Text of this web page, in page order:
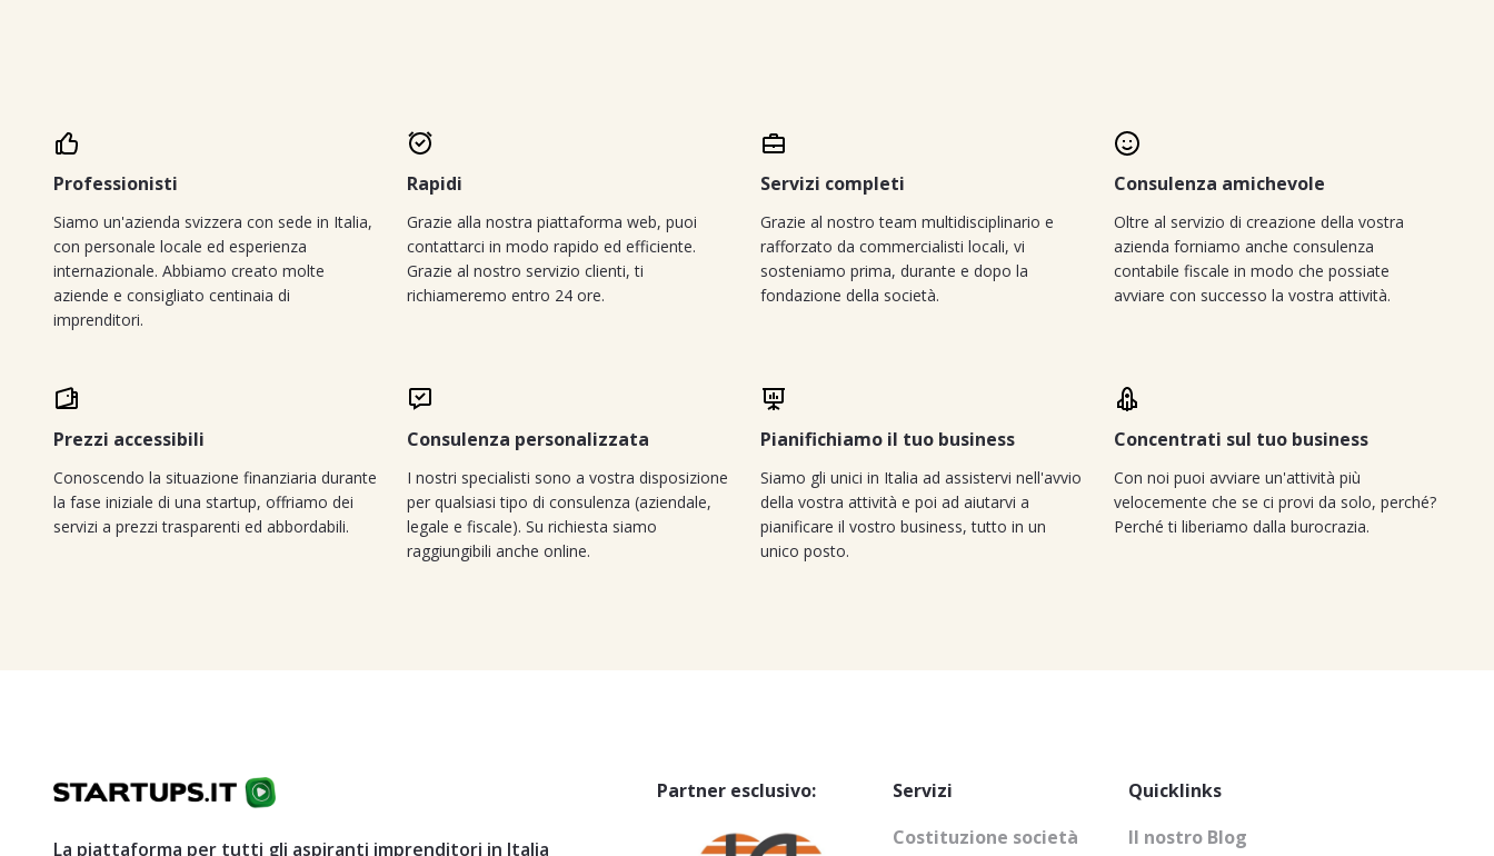
Professionisti
Siamo un'azienda svizzera con sede in Italia,
con personale locale ed esperienza
internazionale. Abbiamo creato molte
aziende e consigliato centinaia di
imprenditori.
Rapidi
Grazie alla nostra piattaforma web, puoi
contattarci in modo rapido ed efficiente.
Grazie al nostro servizio clienti, ti
richiameremo entro 24 ore.
Servizi completi
Grazie al nostro team multidisciplinario e
rafforzato da commercialisti locali, vi
sosteniamo prima, durante e dopo la
fondazione della società.
Consulenza amichevole
Oltre al servizio di creazione della vostra
azienda forniamo anche consulenza
contabile fiscale in modo che possiate
avviare con successo la vostra attività.
Prezzi accessibili
Conoscendo la situazione finanziaria durante
la fase iniziale di una startup, offriamo dei
servizi a prezzi trasparenti ed abbordabili.
Consulenza personalizzata
I nostri specialisti sono a vostra disposizione
per qualsiasi tipo di consulenza (aziendale,
legale e fiscale). Su richiesta siamo
raggiungibili anche online.
Pianifichiamo il tuo business
Siamo gli unici in Italia ad assistervi nell'avvio
della vostra attività e poi ad aiutarvi a
pianificare il vostro business, tutto in un
unico posto.
Concentrati sul tuo business
Con noi puoi avviare un'attività più
velocemente che se ci provi da solo, perché?
Perché ti liberiamo dalla burocrazia.
La piattaforma per tutti gli aspiranti imprenditori in Italia
Partner esclusivo:
Servizi
Costituzione società
Quicklinks
Il nostro Blog